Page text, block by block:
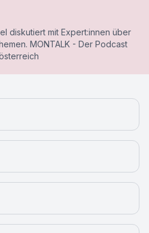
diskutiert mit Expert:innen über
MONTALK - Der Podcast